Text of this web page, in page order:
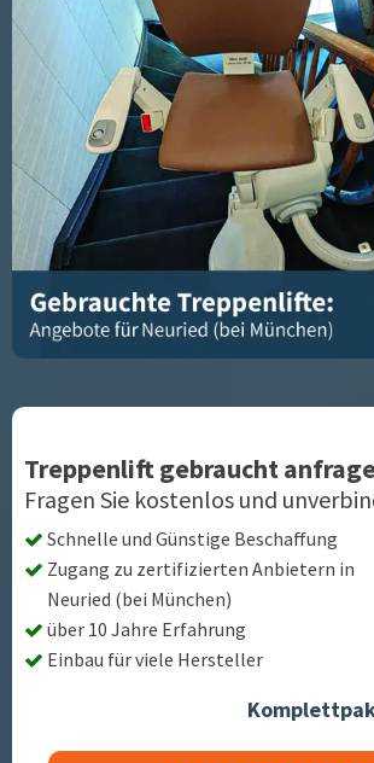
Treppenlift gebraucht
Fragen Sie kostenlos und
Schnelle und Günstige Beschaffung
Zugang zu zertifizierten Anbietern in
Neuried (bei München)
über 10 Jahre Erfahrung
Einbau für viele Hersteller